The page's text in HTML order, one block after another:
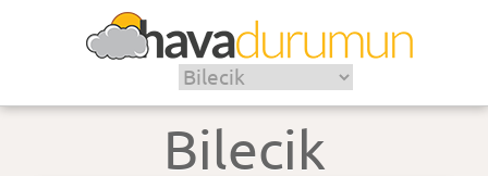
Bilecik